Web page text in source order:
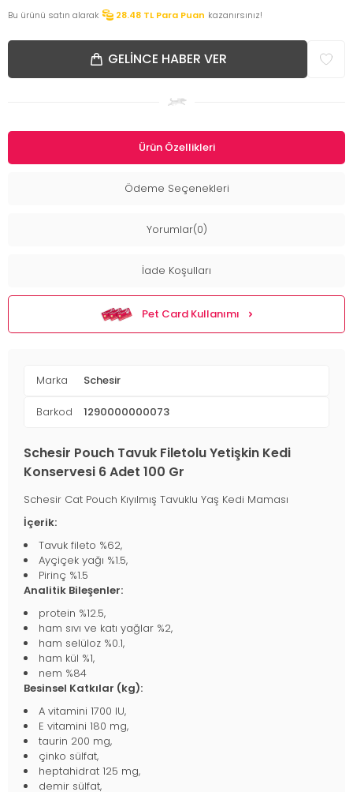
Bu ürünü satın alarak
28.48 TL Para Puan kazanırsınız!
GELINCE HABER VER
Ürün Özellikleri
Ödeme Seçenekleri
Yorumlar(0)
İade Koşulları
Pet Card Kullanımı
Marka Schesir
Barkod 1290000000073
Schesir Pouch Tavuk Filetolu Yetişkin Kedi
Konservesi 6 Adet 100 Gr
Schesir Cat Pouch Kıyılmış Tavuklu Yaş Kedi Maması
İçerik:
Tavuk fileto %62,
Ayçiçek yağı %1.5,
Pirinç %1.5
Analitik Bileşenler:
protein %12.5,
ham sıvı ve katı yağlar %2,
ham selüloz %0.1,
ham kül %1,
nem %84
Besinsel Katkılar (kg):
A vitamini 1700 IU,
E vitamini 180 mg,
taurin 200 mg,
çinko sülfat,
heptahidrat 125 mg,
demir sülfat,